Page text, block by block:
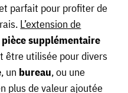
parfait pour profiter de
L’extension de
pièce supplémentaire
être utilisée pour divers
, un bureau, ou une
plus de valeur ajoutée